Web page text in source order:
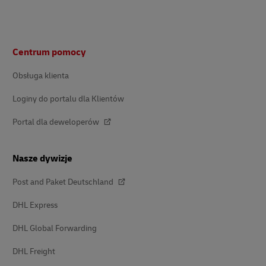
Centrum pomocy
Obsługa klienta
Loginy do portalu dla Klientów
Portal dla deweloperów
Nasze dywizje
Post and Paket Deutschland
DHL Express
DHL Global Forwarding
DHL Freight